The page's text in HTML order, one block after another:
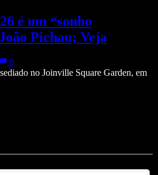
é um “sonho
Pichau; Veja
0
no Joinville Square Garden, em